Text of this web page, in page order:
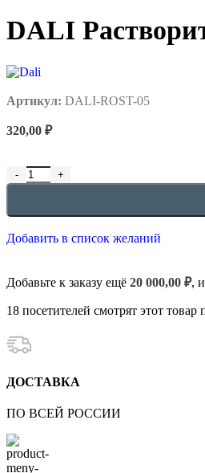
DALI
Артикул: DALI-ROST-05
320,00 ₽
Добавить в список желаний
Добавьте к заказу ещё 20 000,00 ₽,
18 посетителей смотрят этот товар
ДОСТАВКА
ПО ВСЕЙ РОССИИ